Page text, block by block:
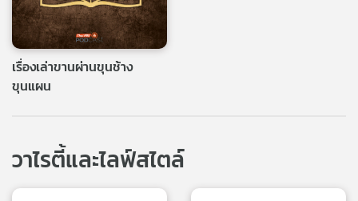
เรื่องเล่าขานผ่านขุนช้าง
ขุนแผน
วาไรตี้และไลฟ์สไตล์